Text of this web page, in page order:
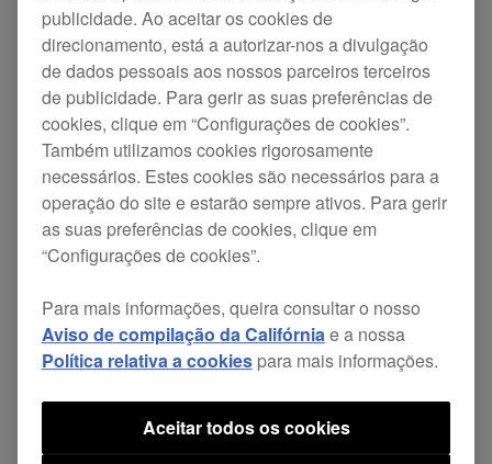
com uma ligação USB.
Quando estiver disponível uma atualização
terá de a instalar (a instalação não se realiza
automaticamente), pelo que terá sempre o
controlo. Clique aquipara obter informações
sobre como atualizar o firmware do produto,
e cliqueaquipara obter mais informações
sobre a utilização do Firmware Update
Manager.
Descarregar a versão Windows
Descarregar a versão Mac
publicidade. Ao aceitar os cookies de
direcionamento, está a autorizar-nos a divulgação
de dados pessoais aos nossos parceiros terceiros
de publicidade. Para gerir as suas preferências de
cookies, clique em “Configurações de cookies”.
Também utilizamos cookies rigorosamente
necessários. Estes cookies são necessários para a
operação do site e estarão sempre ativos. Para gerir
as suas preferências de cookies, clique em
“Configurações de cookies”.
Para mais informações, queira consultar o nosso
Aviso de compilação da Califórniae a nossa
Política relativa a cookiespara mais informações.
Aceitar todos os cookies